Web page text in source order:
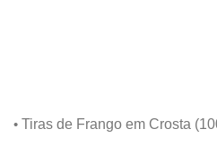
• Tiras de Frango em Crosta